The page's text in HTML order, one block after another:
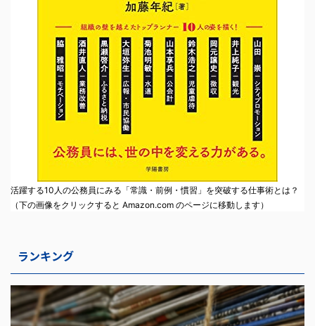
活躍する10人の公務員にみる「常識・前例・慣習」を突破する仕事術とは？
（下の画像をクリックすると Amazon.com のページに移動します）
ランキング